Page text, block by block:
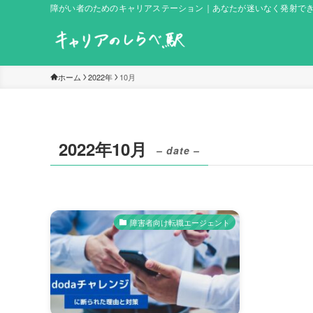
障がい者のためのキャリアステーション｜あなたが迷いなく発射で
ホーム 2022年 10月
2022年10月 – date –
障害者向け転職エージェント